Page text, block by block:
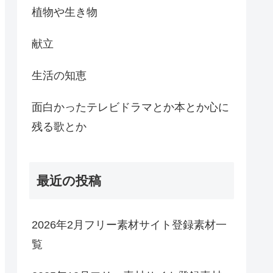
植物や生き物
献立
生活の知恵
面白かったテレビドラマとか本とか心に
残る歌とか
最近の投稿
2026年2月フリー素材サイト登録素材一
覧